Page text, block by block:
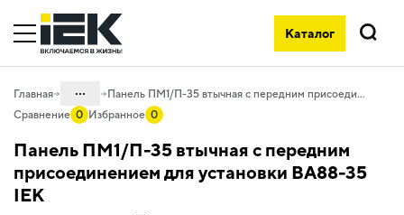
Каталог
Поиск
Главная ...
коммутации
Панель ПМ1/П-35 втычная с передним присоединением для установки ВА88-35 IEK
Сравнение 0 Избранное 0
Панель ПМ1/П-35 втычная с передним
присоединением для установки ВА88-35
IEK